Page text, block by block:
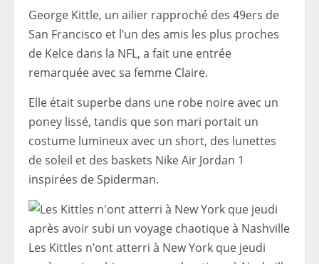
George Kittle, un ailier rapproché des 49ers de
San Francisco et l’un des amis les plus proches
de Kelce dans la NFL, a fait une entrée
remarquée avec sa femme Claire.
Elle était superbe dans une robe noire avec un
poney lissé, tandis que son mari portait un
costume lumineux avec un short, des lunettes
de soleil et des baskets Nike Air Jordan 1
inspirées de Spiderman.
Les Kittles n’ont atterri à New York que jeudi